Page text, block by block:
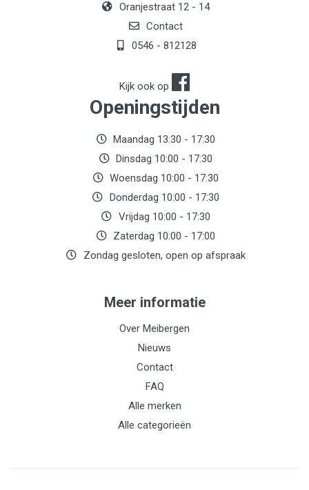
Oranjestraat 12 - 14
Contact
0546 - 812128
Kijk ook op
Openingstijden
Maandag 13:30 - 17:30
Dinsdag 10:00 - 17:30
Woensdag 10:00 - 17:30
Donderdag 10:00 - 17:30
Vrijdag 10:00 - 17:30
Zaterdag 10:00 - 17:00
Zondag gesloten, open op afspraak
Meer informatie
Over Meibergen
Nieuws
Contact
FAQ
Alle merken
Alle categorieën